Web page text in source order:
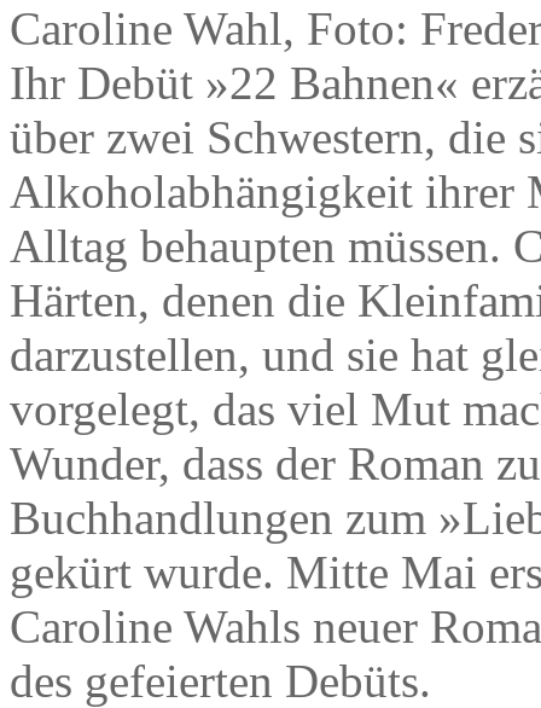
Caroline Wahl, Foto:
Ihr Debüt »22 Bahnen«
über zwei Schwestern, die
Alkoholabhängigkeit ihrer
Alltag behaupten müssen.
Härten, denen die
darzustellen, und sie hat
vorgelegt, das viel Mut
Wunder, dass der Roman
Buchhandlungen zum
gekürt wurde. Mitte Mai
Caroline Wahls neuer
des gefeierten Debüts.